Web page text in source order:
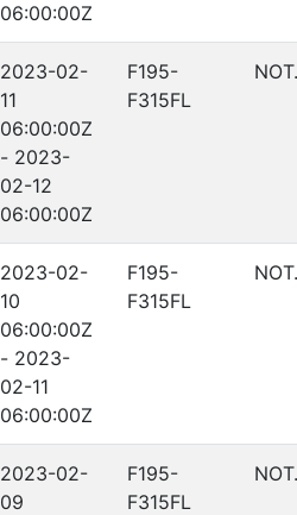
06:00:00Z
2023-02-
11
06:00:00Z
- 2023-
02-12
06:00:00Z
F195-
F315FL
2023-02-
10
06:00:00Z
- 2023-
02-11
06:00:00Z
F195-
F315FL
2023-02-
09
F195-
F315FL